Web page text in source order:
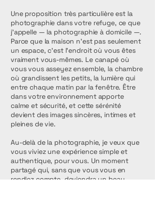
Une proposition très particulière est la
photographie dans votre refuge, ce que
j’appelle — la photographie à domicile —.
Parce que la maison n’est pas seulement
un espace, c’est l’endroit où vous êtes
vraiment vous-mêmes. Le canapé où
vous vous asseyez ensemble, la chambre
où grandissent les petits, la lumière qui
entre chaque matin par la fenêtre. Être
dans votre environnement apporte
calme et sécurité, et cette sérénité
devient des images sincères, intimes et
pleines de vie.
Au-delà de la photographie, je veux que
vous viviez une expérience simple et
authentique, pour vous. Un moment
partagé qui, sans que vous vous en
rendiez compte, deviendra un beau